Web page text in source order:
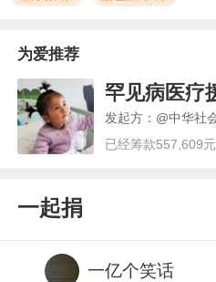
为爱推荐
罕见病医疗
发起方：@中华社
已经筹款557,609
一起捐
一亿个笑话